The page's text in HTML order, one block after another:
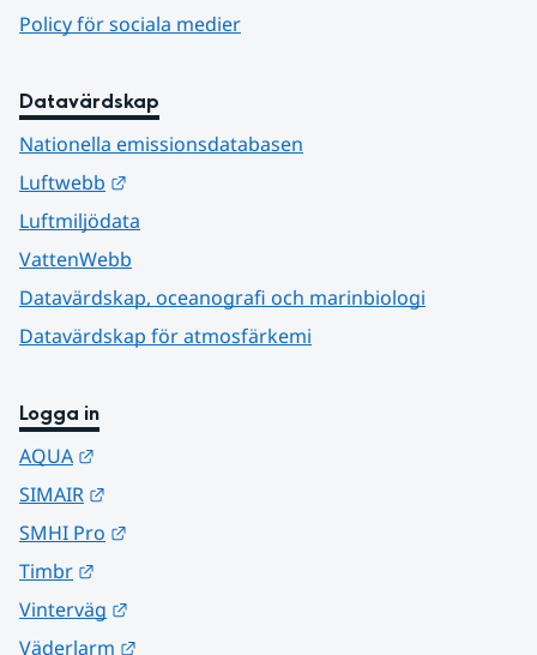
Policy för sociala medier
Datavärdskap
Nationella emissionsdatabasen
Luftwebb
Luftmiljödata
VattenWebb
Datavärdskap, oceanografi och marinbiologi
Datavärdskap för atmosfärkemi
Logga in
AQUA
SIMAIR
SMHI Pro
Timbr
Vinterväg
Väderlarm